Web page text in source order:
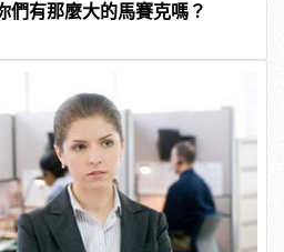
們有那麼大的馬賽克嗎？